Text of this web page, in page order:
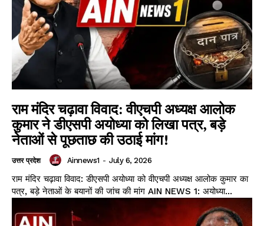
राम मंदिर चढ़ावा विवाद: वीएचपी अध्यक्ष आलोक
कुमार ने डीएसपी अयोध्या को लिखा पत्र, बड़े
नेताओं से पूछताछ की उठाई मांग!
उत्तर प्रदेश Ainnews1 - July 6, 2026
राम मंदिर चढ़ावा विवाद: डीएसपी अयोध्या को वीएचपी अध्यक्ष आलोक कुमार का
पत्र, बड़े नेताओं के बयानों की जांच की मांग AIN NEWS 1: अयोध्या...